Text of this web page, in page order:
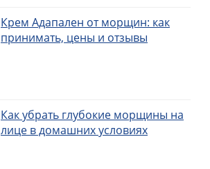
Крем Адапален от морщин: как
принимать, цены и отзывы
Как убрать глубокие морщины на
лице в домашних условиях